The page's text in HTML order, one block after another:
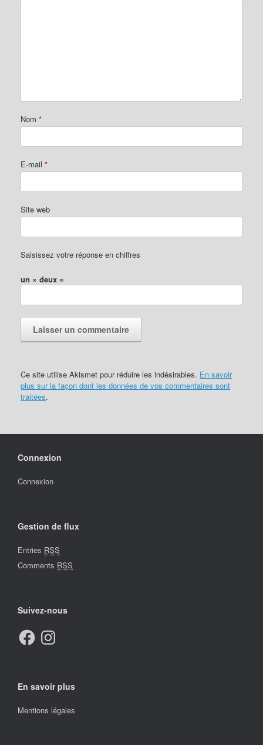
Nom *
E-mail *
Site web
Saisissez votre réponse en chiffres
un × deux =
Ce site utilise Akismet pour réduire les indésirables. En savoir
plus sur la façon dont les données de vos commentaires sont
traitées.
Connexion
Connexion
Gestion de flux
Entries RSS
Comments RSS
Suivez-nous
FacebookInstagram
En savoir plus
Mentions légales